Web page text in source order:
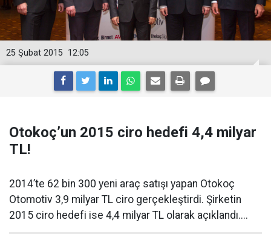
12:05
25 Şubat 2015
Otokoç’un 2015 ciro hedefi 4,4 milyar
TL!
2014’te 62 bin 300 yeni araç satışı yapan Otokoç
Otomotiv 3,9 milyar TL ciro gerçekleştirdi. Şirketin
2015 ciro hedefi ise 4,4 milyar TL olarak açıklandı....